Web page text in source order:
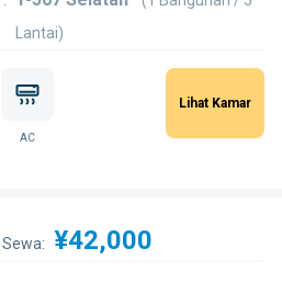
Lantai)
AC
Lihat Kamar
¥42,000